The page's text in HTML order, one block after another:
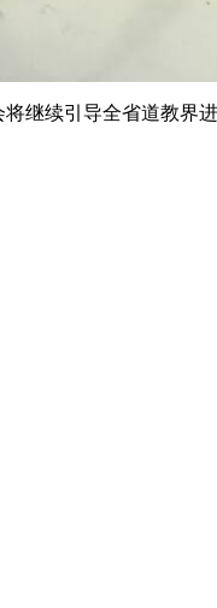
继续引导全省道教界